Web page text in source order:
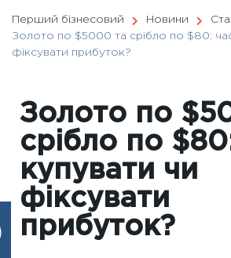
Перший бізнесовий Новини
Золото по $5000 та срібло по $80:
фіксувати прибуток?
Золото по
срібло по
купувати чи
фіксувати
прибуток?